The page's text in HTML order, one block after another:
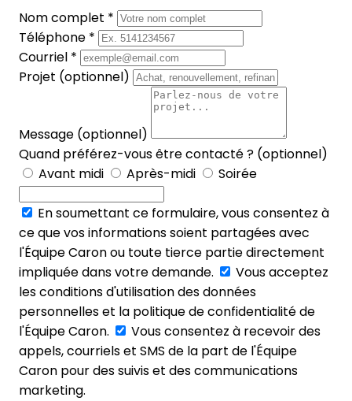
Nom complet *
Téléphone *
Courriel *
Projet (optionnel)
Message (optionnel)
Quand préférez-vous être contacté ? (optionnel)
Avant midi
Après-midi Soirée
En soumettant ce formulaire, vous consentez à
ce que vos informations soient partagées avec
l'Équipe Caron ou toute tierce partie directement
impliquée dans votre demande.
Vous acceptez
les conditions d'utilisation des données
personnelles et la politique de confidentialité de
l'Équipe Caron.
Vous consentez à recevoir des
appels, courriels et SMS de la part de l'Équipe
Caron pour des suivis et des communications
marketing.